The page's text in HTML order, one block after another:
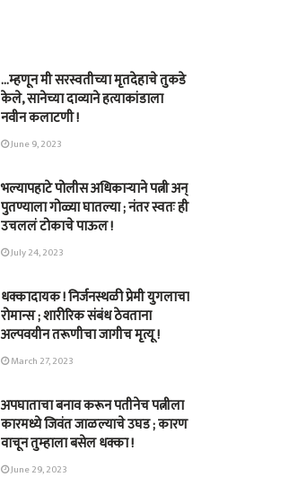
…म्हणून मी सरस्वतीच्या मृतदेहाचे तुकडे
केले, सानेच्या दाव्याने हत्याकांडाला
नवीन कलाटणी !
June 9, 2023
भल्यापहाटे पोलीस अधिकाऱ्याने पत्नी अन्
पुतण्याला गोळ्या घातल्या ; नंतर स्वतः ही
उचललं टोकाचे पाऊल !
July 24, 2023
धक्कादायक ! निर्जनस्थळी प्रेमी युगलाचा
रोमान्स ; शारीरिक संबंध ठेवताना
अल्पवयीन तरूणीचा जागीच मृत्यू !
March 27, 2023
अपघाताचा बनाव करून पतीनेच‎ पत्नीला
कारमध्ये जिवंत जाळल्याचे उघड ; कारण
वाचून तुम्हाला बसेल धक्का !
June 29, 2023